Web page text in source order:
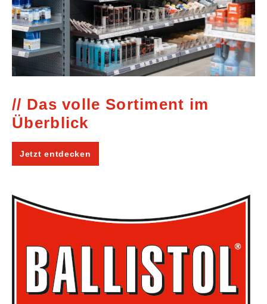
Das volle Sortiment im
Überblick
Jetzt entdecken